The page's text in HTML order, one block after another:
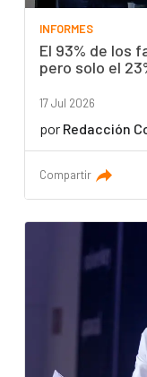
INFORMES
El 93% de los
pero solo el
17 Jul 2026
por Redacción
Compartir